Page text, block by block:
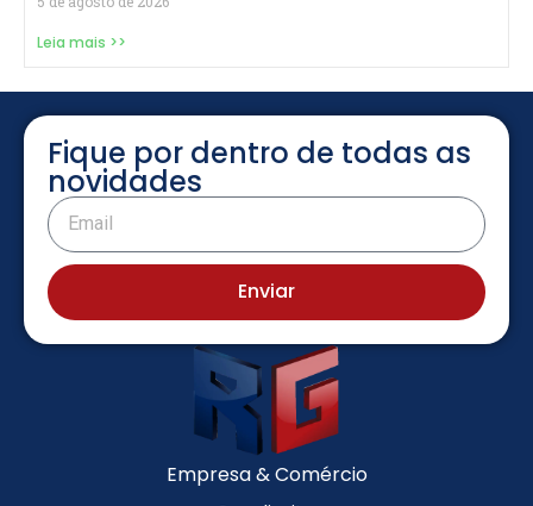
Leia mais >>
Fique por dentro de todas as
novidades
Enviar
Empresa & Comércio